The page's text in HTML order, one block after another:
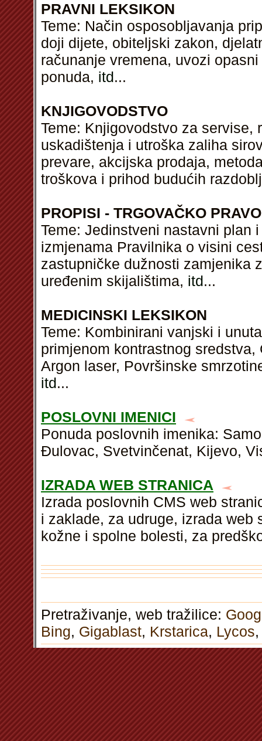
PRAVNI LEKSIKON
Teme: Način osposobljavanja
doji dijete, obiteljski zakon,
računanje vremena, uvozi
ponuda, itd...
KNJIGOVODSTVO
Teme: Knjigovodstvo za servise,
uskadištenja i utroška zaliha
prevare, akcijska prodaja,
troškova i prihod budućih
PROPISI - TRGOVAČKO PRAVO
Teme: Jedinstveni nastavni plan
izmjenama Pravilnika o visini
zastupničke dužnosti zamjenika
uređenim skijalištima, itd...
MEDICINSKI LEKSIKON
Teme: Kombinirani vanjski i
primjenom kontrastnog
Argon laser, Površinske
itd...
POSLOVNI IMENICI
Ponuda poslovnih imenika:
Đulovac, Svetvinčenat, Kijevo,
IZRADA WEB STRANICA
Izrada poslovnih CMS web
i zaklade, za udruge, izrada
kožne i spolne bolesti, za
Pretraživanje, web tražilice:
Bing, Gigablast, Krstarica, Lycos